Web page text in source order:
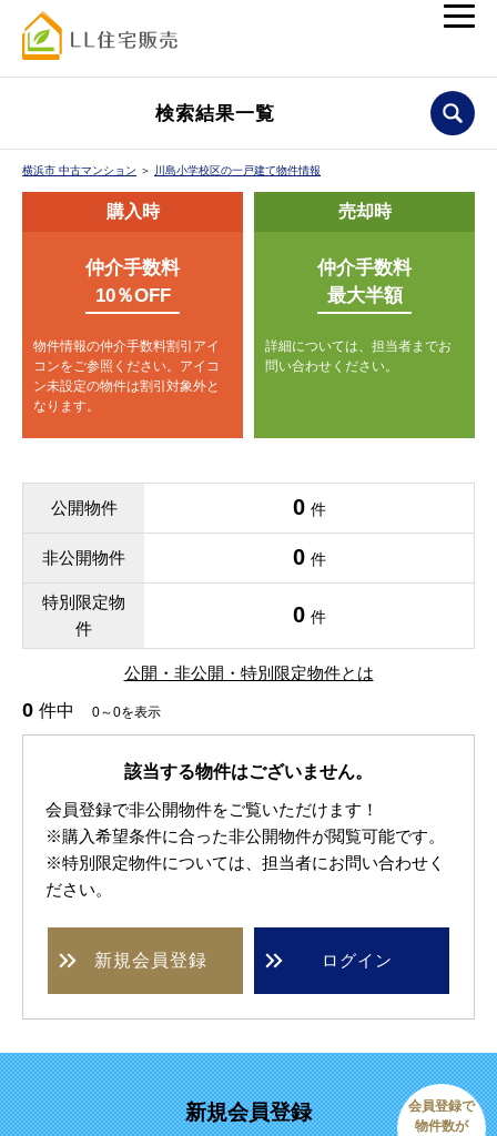
検索結果一覧
横浜市 中古マンション ＞ 川島小学校区の一戸建て物件情報
購入時
仲介手数料
10％OFF
物件情報の仲介手数料割引アイ
コンをご参照ください。 アイコ
ン未設定の物件は割引対象外と
なります。
売却時
仲介手数料
最大半額
詳細については、担当者までお
問い合わせください。
公開物件 0 件
非公開物件 0 件
特別限定物
件
0 件
公開・非公開・特別限定物件とは
0 件中 0～0を表示
該当する物件はございません。
会員登録で非公開物件をご覧いただけます！
※購入希望条件に合った非公開物件が閲覧可能です。
※特別限定物件については、担当者にお問い合わせく
ださい。
新規会員登録 ログイン
新規会員登録
会員登録で
物件数が